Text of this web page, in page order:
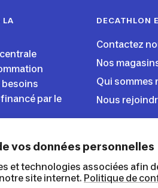
vos données personnelles
et technologies associées afin
site internet. Politique de
LA
besoins
par le
DECATHLON
Contactez
Nos
Qui sommes
Nous